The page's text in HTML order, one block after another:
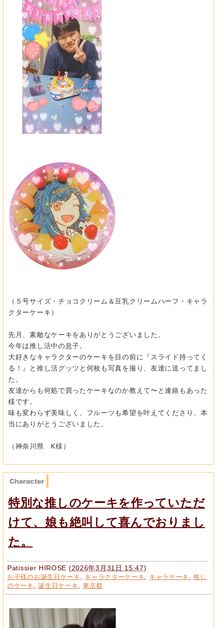
（５号サイズ・チョコクリーム＆豆乳クリームハーフ・キャラ
クターケーキ）
先月、素敵なケーキをありがとうございました。
今年は推し活中の息子。
大好きなキャラクターのケーキを目の前に
『スライド持ってく
る！』と推し活グッツと何枚も写真を撮り、 友達に送ってまし
た。
友達からも何処で買ったケーキなのか教えて〜と連絡もあった
様です。
味も変わらず美味しく、フルーツも希望を叶えてくださり、本
当にありがとうございました。
（神奈川県 K様）
特別な推しのケーキを作っていただ
けて、娘も絶叫して喜んでおりまし
た。
Patissier HIROSE (2026年3月31日 15:47)
お子様のお誕生日ケーキ キャラクターケーキ キャラケーキ ,推し
のケーキ
,誕生日ケーキ 東京都